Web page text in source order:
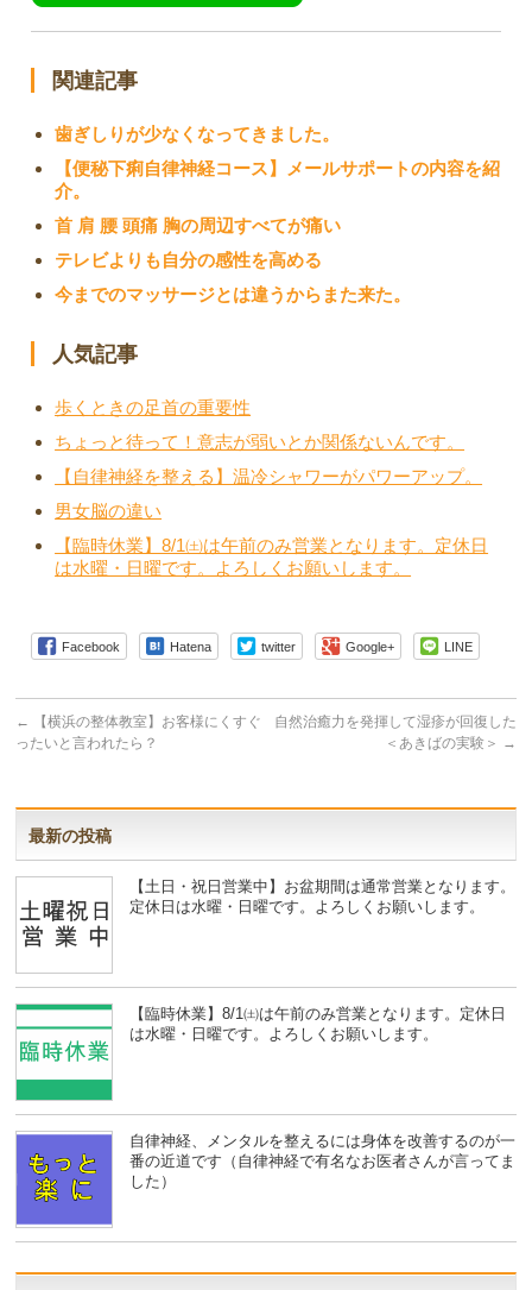
関連記事
歯ぎしりが少なくなってきました。
【便秘下痢自律神経コース】メールサポートの内容を紹
介。
首 肩 腰 頭痛 胸の周辺すべてが痛い
テレビよりも自分の感性を高める
今までのマッサージとは違うからまた来た。
人気記事
歩くときの足首の重要性
ちょっと待って！意志が弱いとか関係ないんです。
【自律神経を整える】温冷シャワーがパワーアップ。
男女脳の違い
【臨時休業】8/1㈯は午前のみ営業となります。定休日
は水曜・日曜です。よろしくお願いします。
Facebook Hatena twitter Google+ LINE
←
【横浜の整体教室】お客様にくすぐ
ったいと言われたら？
自然治癒力を発揮して湿疹が回復した
＜あきばの実験＞ →
最新の投稿
【土日・祝日営業中】お盆期間は通常営業となります。
定休日は水曜・日曜です。よろしくお願いします。
【臨時休業】8/1㈯は午前のみ営業となります。定休日
は水曜・日曜です。よろしくお願いします。
自律神経、メンタルを整えるには身体を改善するのが一
番の近道です（自律神経で有名なお医者さんが言ってま
した）